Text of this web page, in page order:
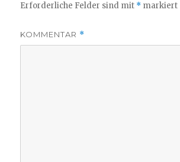
Erforderliche Felder sind mit * markiert
KOMMENTAR *